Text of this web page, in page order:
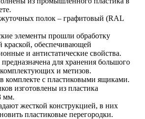
полок – графитовый (RAL
элементы прошли обработку
краской, обеспечивающей
и антистатические свойства.
для хранения большого
комплектующих и метизов.
комплекте с пластиковыми ящиками.
изготовлены из пластика
мм.
жесткой конструкцией, в них
пластиковые перегородки.